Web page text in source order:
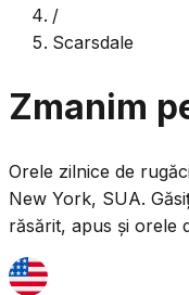
/
Scarsdale
Zmanim
Orele zilnice de
New York, SUA.
răsărit, apus și orele